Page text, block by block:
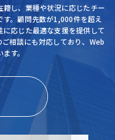
し、業種や状況に応じたチー
。顧問先数が1,000件を超え
応じた最適な支援を提供して
相談にも対応しており、Web
す。